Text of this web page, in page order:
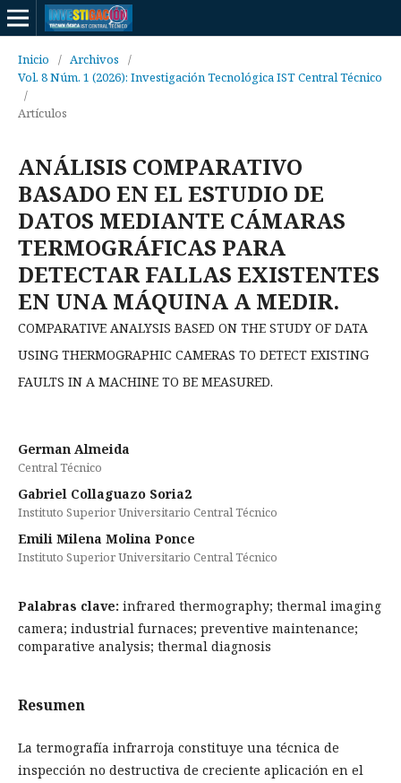
Inicio / Archivos
/
Vol. 8 Núm. 1 (2026): Investigación Tecnológica IST Central Técnico
/
Artículos
ANÁLISIS COMPARATIVO
BASADO EN EL ESTUDIO DE
DATOS MEDIANTE CÁMARAS
TERMOGRÁFICAS PARA
DETECTAR FALLAS EXISTENTES
EN UNA MÁQUINA A MEDIR.
COMPARATIVE ANALYSIS BASED ON THE STUDY OF DATA
USING THERMOGRAPHIC CAMERAS TO DETECT EXISTING
FAULTS IN A MACHINE TO BE MEASURED.
German Almeida
Central Técnico
Gabriel Collaguazo Soria2
Instituto Superior Universitario Central Técnico
Emili Milena Molina Ponce
Instituto Superior Universitario Central Técnico
Palabras clave: infrared thermography; thermal imaging
camera; industrial furnaces; preventive maintenance;
comparative analysis; thermal diagnosis
Resumen
La termografía infrarroja constituye una técnica de
inspección no destructiva de creciente aplicación en el